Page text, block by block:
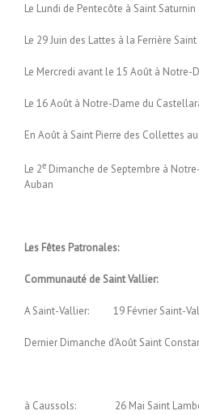
Le Lundi de Pentecôte à Saint
Le 29 Juin des Lattes à la Ferrière Saint
Le Mercredi avant le 15 Août à Notre-
Le 16 Août à Notre-Dame du
En Août à Saint Pierre des Collettes
Le 2e Dimanche de Septembre à
Auban
Les Fêtes Patronales:
Communauté de Saint Vallier:
A Saint-Vallier: 19 Février Saint-
Dernier Dimanche d’Août Saint
à Caussols: 26 Mai Saint